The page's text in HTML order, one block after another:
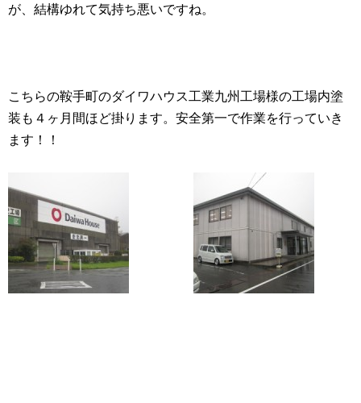
が、結構ゆれて気持ち悪いですね。
こちらの鞍手町のダイワハウス工業九州工場様の工場内塗
装も４ヶ月間ほど掛ります。安全第一で作業を行っていき
ます！！